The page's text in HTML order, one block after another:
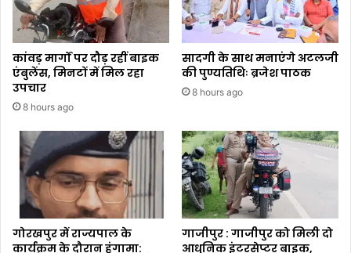
कांवड़ मार्गों पर दौड़ रहीं बाइक
एंबुलेंस, मिनटों में मिल रहा
उपचार
8 hours ago
सादगी के साथ मनाएंगे अटलजी
की पुण्यतिथिः ब्रजेश पाठक
8 hours ago
गोरखपुर में राज्यपाल के
कार्यक्रम के दौरान हंगामा:
गाजीपुर : गाजीपुर को मिली दो
आधुनिक इंटरसेप्टर बाइक,